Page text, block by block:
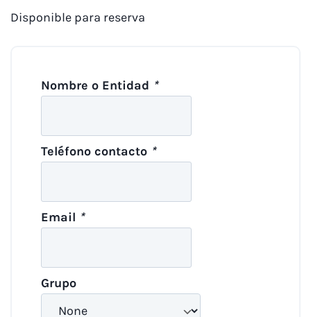
Disponible para reserva
Nombre o Entidad *
Teléfono contacto *
Email *
Grupo